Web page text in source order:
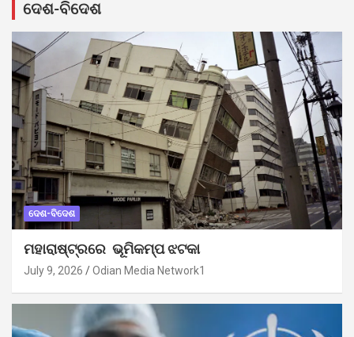
ଦେଶ-ବିଦେଶ
ଦେଶ-ବିଦେଶ
ମହାରାଷ୍ଟ୍ରରେ ଭୂମିକମ୍ପ ଝଟକା
July 9, 2026 Odian Media Network1